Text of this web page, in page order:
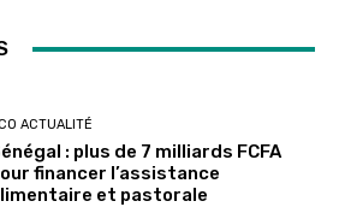
ACTUALITÉ
: plus de 7 milliards FCFA
financer l’assistance
et pastorale